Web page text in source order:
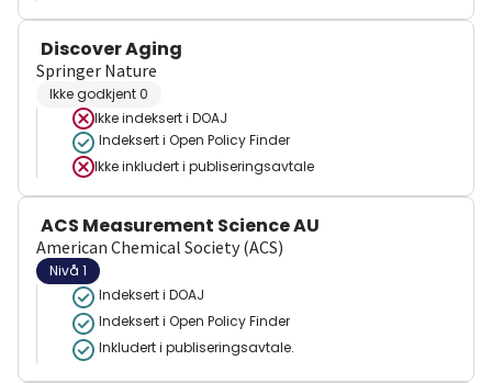
Discover Aging
Springer Nature
Ikke godkjent 0
Ikke indeksert i DOAJ
Indeksert i Open Policy Finder
Ikke inkludert i publiseringsavtale
ACS Measurement Science AU
American Chemical Society (ACS)
Nivå 1
Indeksert i DOAJ
Indeksert i Open Policy Finder
Inkludert i publiseringsavtale.